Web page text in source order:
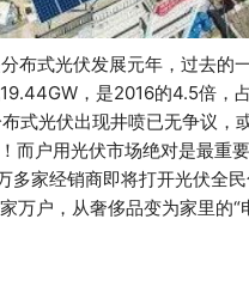
布式光伏发展元年，过去的
，是2016的4.5倍，
式光伏出现井喷已无争议，
而户用光伏市场绝对是最重
多家经销商即将打开光伏全民
万户，从奢侈品变为家里的